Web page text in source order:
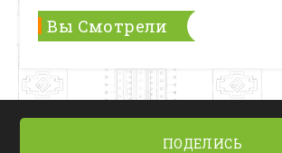
Вы Смотрели
ПОДЕЛИСЬ